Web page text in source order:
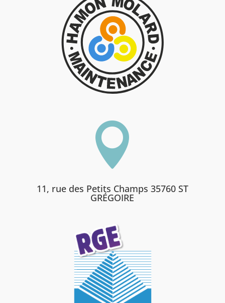

11, rue des Petits Champs 35760 ST
GRÉGOIRE